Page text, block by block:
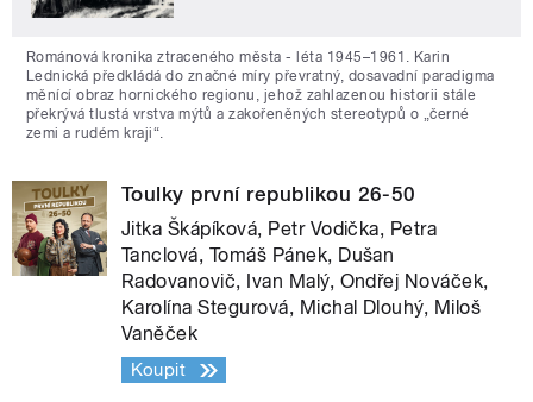
Románová kronika ztraceného města - léta 1945–1961. Karin
Lednická předkládá do značné míry převratný, dosavadní paradigma
měnící obraz hornického regionu, jehož zahlazenou historii stále
překrývá tlustá vrstva mýtů a zakořeněných stereotypů o „černé
zemi a rudém kraji“.
Toulky první republikou 26-50
Jitka Škápíková, Petr Vodička, Petra
Tanclová, Tomáš Pánek, Dušan
Radovanovič, Ivan Malý, Ondřej Nováček,
Karolína Stegurová, Michal Dlouhý, Miloš
Vaněček
Koupit